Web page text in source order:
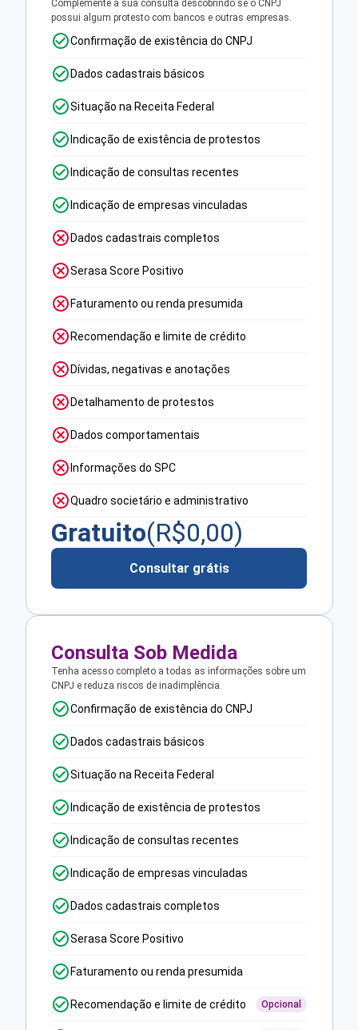
Complemente a sua consulta descobrindo se o CNPJ
possui algum protesto com bancos e outras empresas.
Confirmação de existência do CNPJ
Dados cadastrais básicos
Situação na Receita Federal
Indicação de existência de protestos
Indicação de consultas recentes
Indicação de empresas vinculadas
Dados cadastrais completos
Serasa Score Positivo
Faturamento ou renda presumida
Recomendação e limite de crédito
Dívidas, negativas e anotações
Detalhamento de protestos
Dados comportamentais
Informações do SPC
Quadro societário e administrativo
Gratuito(R$0,00)
Consultar grátis
Consulta Sob Medida
Tenha acesso completo a todas as informações sobre um
CNPJ e reduza riscos de inadimplência.
Confirmação de existência do CNPJ
Dados cadastrais básicos
Situação na Receita Federal
Indicação de existência de protestos
Indicação de consultas recentes
Indicação de empresas vinculadas
Dados cadastrais completos
Serasa Score Positivo
Faturamento ou renda presumida
Recomendação e limite de crédito Opcional